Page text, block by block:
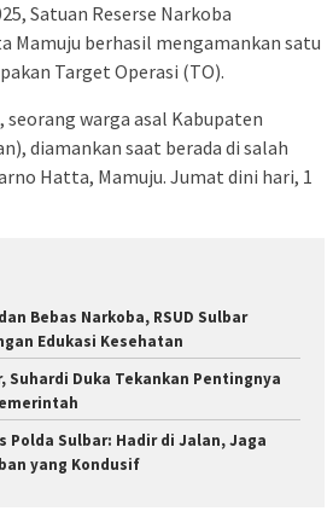
Satuan Reserse Narkoba
Mamuju berhasil mengamankan satu
Target Operasi (TO).
seorang warga asal Kabupaten
diamankan saat berada di salah
Hatta, Mamuju. Jumat dini hari, 1
Bebas Narkoba, RSUD Sulbar
Edukasi Kesehatan
Suhardi Duka Tekankan Pentingnya
Sulbar: Hadir di Jalan, Jaga
yang Kondusif